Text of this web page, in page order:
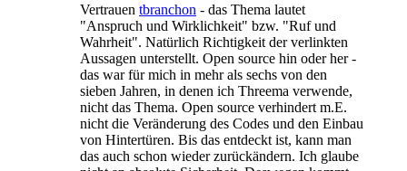
Vertrauen tbranchon - das Thema lautet
"Anspruch und Wirklichkeit" bzw. "Ruf und
Wahrheit". Natürlich Richtigkeit der verlinkten
Aussagen unterstellt. Open source hin oder her -
das war für mich in mehr als sechs von den
sieben Jahren, in denen ich Threema verwende,
nicht das Thema. Open source verhindert m.E.
nicht die Veränderung des Codes und den Einbau
von Hintertüren. Bis das entdeckt ist, kann man
das auch schon wieder zurückändern. Ich glaube